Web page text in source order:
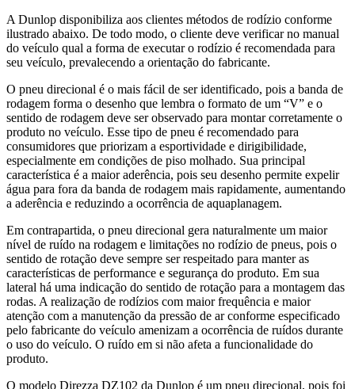
A Dunlop disponibiliza aos clientes métodos de rodízio conforme
ilustrado abaixo. De todo modo, o cliente deve verificar no manual
do veículo qual a forma de executar o rodízio é recomendada para
seu veículo, prevalecendo a orientação do fabricante.
O pneu direcional é o mais fácil de ser identificado, pois a banda de
rodagem forma o desenho que lembra o formato de um “V” e o
sentido de rodagem deve ser observado para montar corretamente o
produto no veículo. Esse tipo de pneu é recomendado para
consumidores que priorizam a esportividade e dirigibilidade,
especialmente em condições de piso molhado. Sua principal
característica é a maior aderência, pois seu desenho permite expelir
água para fora da banda de rodagem mais rapidamente, aumentando
a aderência e reduzindo a ocorrência de aquaplanagem.
Em contrapartida, o pneu direcional gera naturalmente um maior
nível de ruído na rodagem e limitações no rodízio de pneus, pois o
sentido de rotação deve sempre ser respeitado para manter as
características de performance e segurança do produto. Em sua
lateral há uma indicação do sentido de rotação para a montagem das
rodas. A realização de rodízios com maior frequência e maior
atenção com a manutenção da pressão de ar conforme especificado
pelo fabricante do veículo amenizam a ocorrência de ruídos durante
o uso do veículo. O ruído em si não afeta a funcionalidade do
produto.
O modelo Direzza DZ102 da Dunlop é um pneu direcional, pois foi